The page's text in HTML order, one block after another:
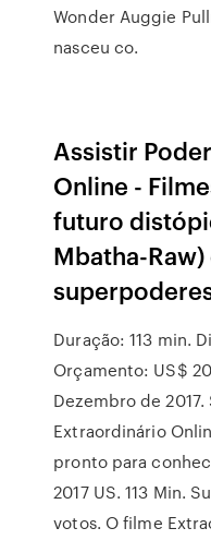
Wonder Auggie
nasceu co.
Assistir
Online -
futuro
Mbatha-
Duração: 113 min.
Orçamento: US$
Dezembro de
Extraordinário
pronto para
2017 US. 113 Min.
votos. O filme